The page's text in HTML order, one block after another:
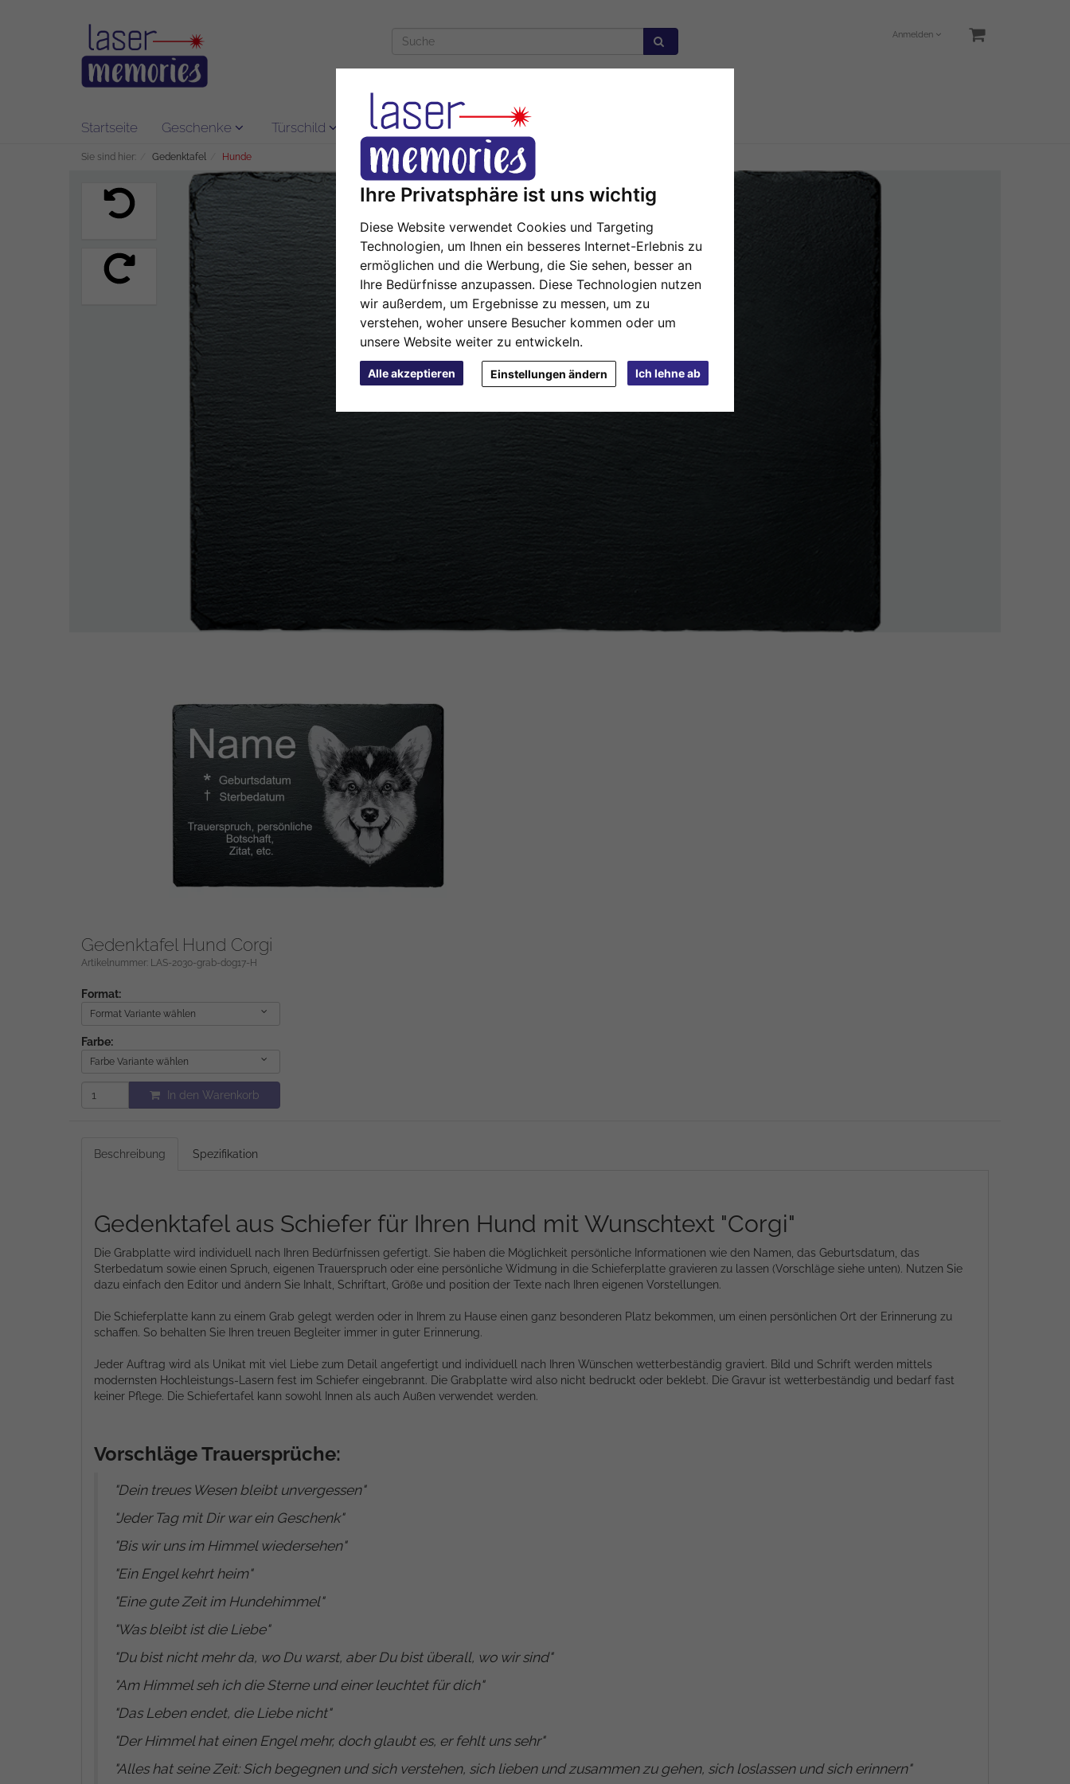
Ihre Privatsphäre ist uns wichtig
Diese Website verwendet Cookies und Targeting
Technologien, um Ihnen ein besseres Internet-Erlebnis zu
ermöglichen und die Werbung, die Sie sehen, besser an
Ihre Bedürfnisse anzupassen. Diese Technologien nutzen
wir außerdem, um Ergebnisse zu messen, um zu
verstehen, woher unsere Besucher kommen oder um
unsere Website weiter zu entwickeln.
Alle akzeptieren Ich lehne ab
Einstellungen ändern
Anmelden
Startseite Geschenke Türschild Isolierflasche Gedenktafel
Sie sind hier: Gedenktafel Hunde
Gedenktafel Hund Corgi
Artikelnummer: LAS-2030-grab-dog17-H
Format:
Format Variante wählen
Farbe:
Farbe Variante wählen
In den Warenkorb
Beschreibung Spezifikation
Gedenktafel aus Schiefer für Ihren Hund mit Wunschtext "Corgi"
Die Grabplatte wird individuell nach Ihren Bedürfnissen gefertigt. Sie haben die Möglichkeit persönliche Informationen wie den Namen, das Geburtsdatum, das
Sterbedatum sowie einen Spruch, eigenen Trauerspruch oder eine persönliche Widmung in die Schieferplatte gravieren zu lassen (Vorschläge siehe unten). Nutzen Sie
dazu einfach den Editor und ändern Sie Inhalt, Schriftart, Größe und position der Texte nach Ihren eigenen Vorstellungen.
Die Schieferplatte kann zu einem Grab gelegt werden oder in Ihrem zu Hause einen ganz besonderen Platz bekommen, um einen persönlichen Ort der Erinnerung zu
schaffen. So behalten Sie Ihren treuen Begleiter immer in guter Erinnerung.
Jeder Auftrag wird als Unikat mit viel Liebe zum Detail angefertigt und individuell nach Ihren Wünschen wetterbeständig graviert. Bild und Schrift werden mittels
modernsten Hochleistungs-Lasern fest im Schiefer eingebrannt. Die Grabplatte wird also nicht bedruckt oder beklebt. Die Gravur ist wetterbeständig und bedarf fast
keiner Pflege. Die Schiefertafel kann sowohl Innen als auch Außen verwendet werden.
Vorschläge Trauersprüche:
"Dein treues Wesen bleibt unvergessen"
Jeder Tag mit Dir war ein Geschenk"
"Bis wir uns im Himmel wiedersehen"
"Ein Engel kehrt heim"
"Eine gute Zeit im Hundehimmel"
"Was bleibt ist die Liebe"
"Du bist nicht mehr da, wo Du warst, aber Du bist überall, wo wir sind"
"Am Himmel seh ich die Sterne und einer leuchtet für dich"
"Das Leben endet, die Liebe nicht"
"Der Himmel hat einen Engel mehr, doch glaubt es, er fehlt uns sehr"
"Alles hat seine Zeit: Sich begegnen und sich verstehen, sich lieben und zusammen zu gehen, sich loslassen und sich erinnern"